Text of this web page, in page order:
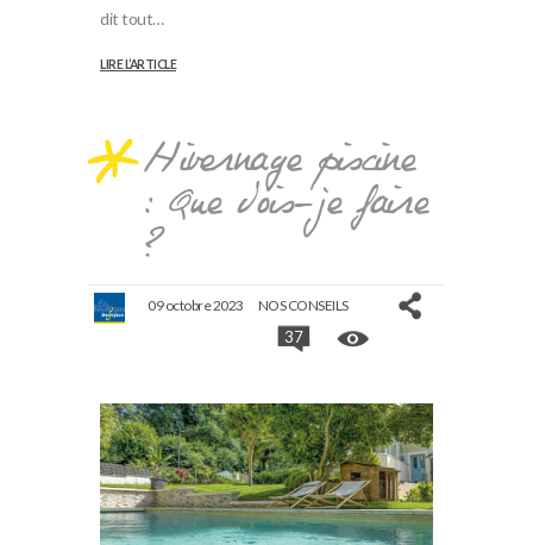
dit tout…
LIRE L’ARTICLE
Hivernage piscine
: Que dois-je faire
?
09 octobre 2023 NOS CONSEILS
37